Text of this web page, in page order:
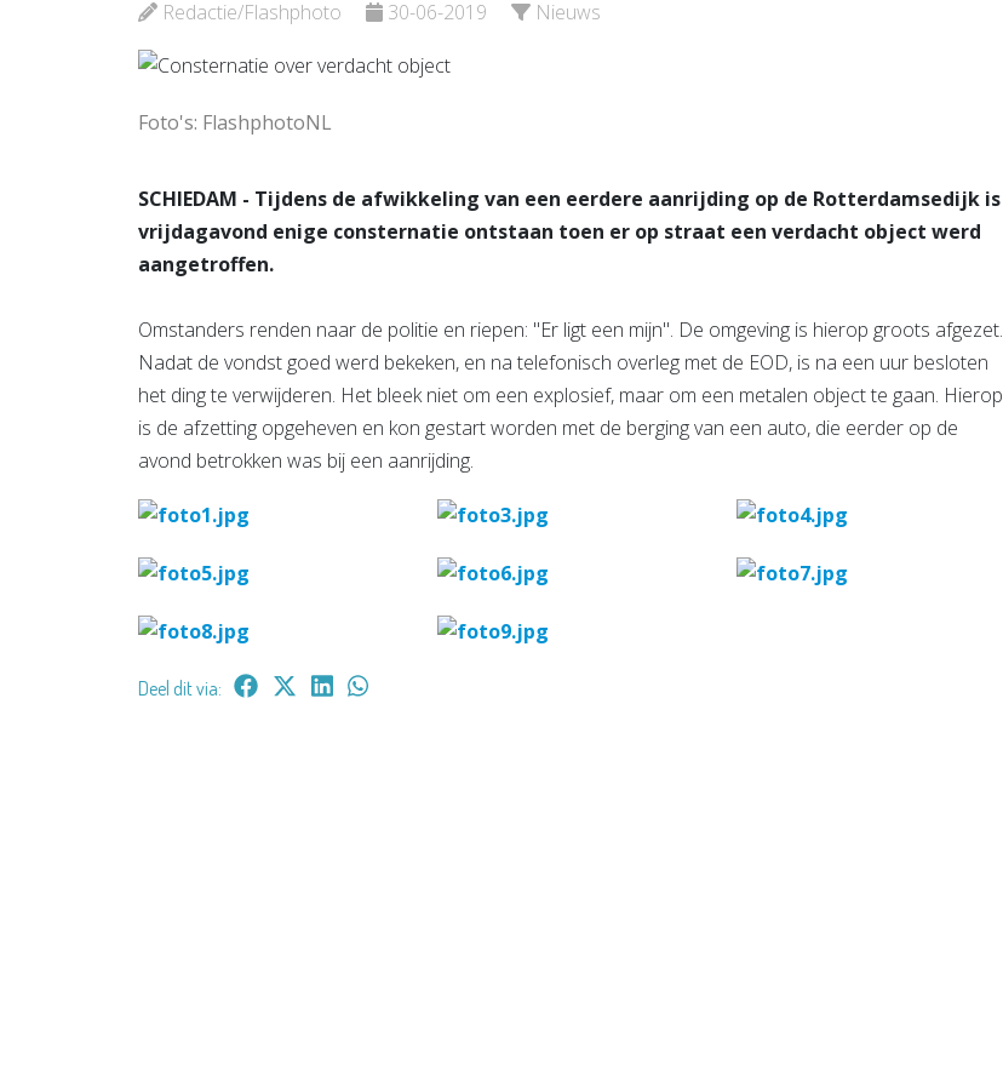
Redactie/Flashphoto 30-06-2019 Nieuws
Foto's: FlashphotoNL
SCHIEDAM - Tijdens de afwikkeling van een eerdere aanrijding op de Rotterdamsedijk is
vrijdagavond enige consternatie ontstaan toen er op straat een verdacht object werd
aangetroffen.
Omstanders renden naar de politie en riepen: "Er ligt een mijn". De omgeving is hierop groots afgezet.
Nadat de vondst goed werd bekeken, en na telefonisch overleg met de EOD, is na een uur besloten
het ding te verwijderen. Het bleek niet om een explosief, maar om een metalen object te gaan. Hierop
is de afzetting opgeheven en kon gestart worden met de berging van een auto, die eerder op de
avond betrokken was bij een aanrijding.
Deel dit via:
Bekijk de pagina